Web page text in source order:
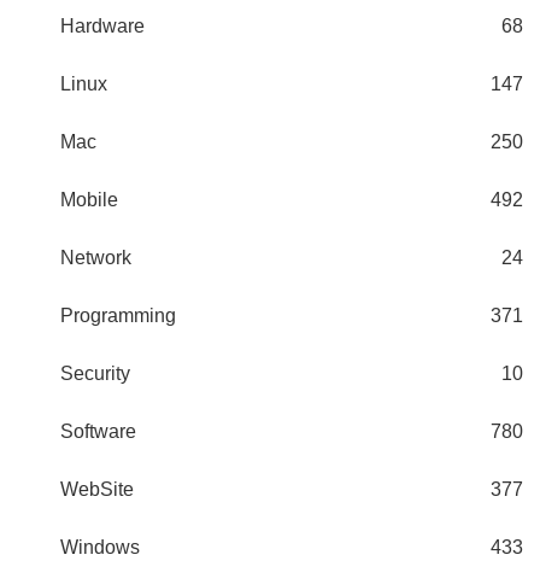
Hardware 68
Linux 147
Mac 250
Mobile 492
Network 24
Programming 371
Security 10
Software 780
WebSite 377
Windows 433